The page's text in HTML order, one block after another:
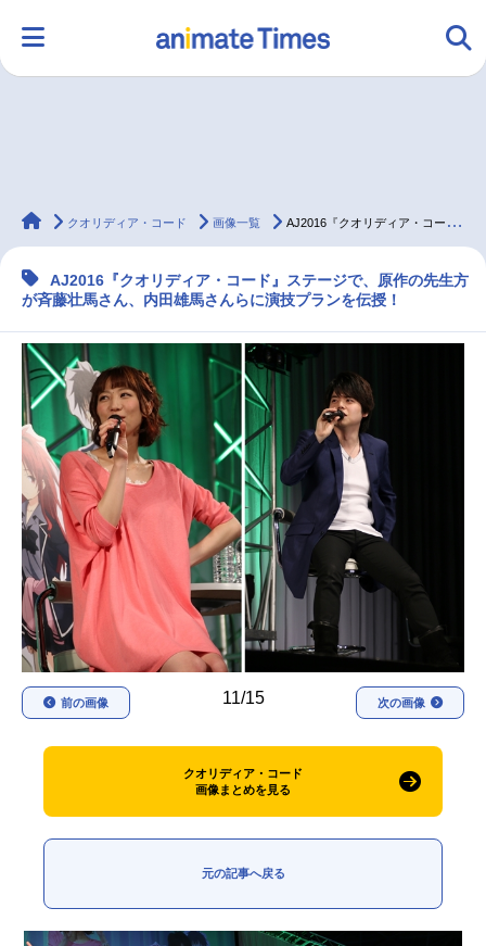
ラジオ みんなの声 グッズ 映画
マンガ・ラノベ ゲーム・アプリ 音楽
2.5次元 配信・Vtuber
最新記事一覧
アニメ記事一覧 声優記事一覧
アニメ映画一覧 実写化映画一覧
今期アニメ曜日別一覧
春アニメ 夏アニメ
秋アニメ
男性声優/女性声優一覧
animateTimes
クオリディア・コード 画像一覧 AJ2016『クオリディア・コード』ステージレポート！
AJ2016『クオリディア・コード』ステージで、原作の先生方
が斉藤壮馬さん、内田雄馬さんらに演技プランを伝授！
11/15
前の画像 次の画像
クオリディア・コード
画像まとめを見る
元の記事へ戻る